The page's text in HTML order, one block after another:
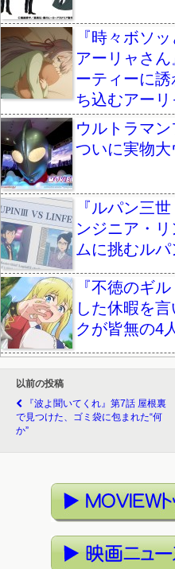
『時々ボソ
アーリャさ
ーティーに
ち込むアーリ
ウルトラマン
ついに実物
『ルパン三
ンジニア・
ムに挑むルパ
『不徳のギ
した休暇を
クが皆無の4
以前の投稿
『波よ聞いてくれ』第7話 屋根裏
で見つけた、ゴミ袋に包まれた“何
か”